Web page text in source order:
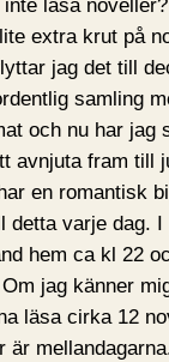
läsa
extra krut på
jag det till
samling
och nu har jag
avnjuta fram till
en romantisk
detta varje dag. I
hem ca kl 22
jag känner
läsa cirka 12
är